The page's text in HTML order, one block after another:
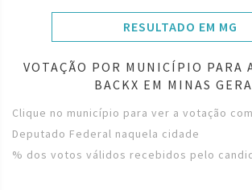
RESULTADO EM MG
VOTAÇÃO POR MUNICÍPIO PARA
BACKX EM MINAS
Clique no município para ver a votação
Deputado Federal naquela cidade
% dos votos válidos recebidos pelo